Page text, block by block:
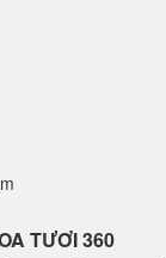
TƯƠI 360